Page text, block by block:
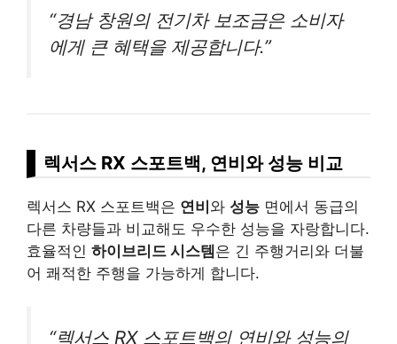
“경남 창원의 전기차 보조금은 소비자
에게 큰 혜택을 제공합니다.”
렉서스 RX 스포트백, 연비와 성능 비교
렉서스 RX 스포트백은 연비와 성능 면에서 동급의
다른 차량들과 비교해도 우수한 성능을 자랑합니다.
효율적인 하이브리드 시스템은 긴 주행거리와 더불
어 쾌적한 주행을 가능하게 합니다.
“렉서스 RX 스포트백의 연비와 성능의